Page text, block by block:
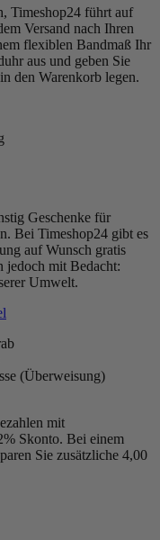
Timeshop24 führt auf
Versand nach Ihren
flexiblen Bandmaß Ihr
aus und geben Sie
den Warenkorb legen.
Geschenke für
Bei Timeshop24 gibt es
auf Wunsch gratis
jedoch mit Bedacht:
Umwelt.
(Überweisung)
mit
Skonto. Bei einem
Sie zusätzliche 4,00